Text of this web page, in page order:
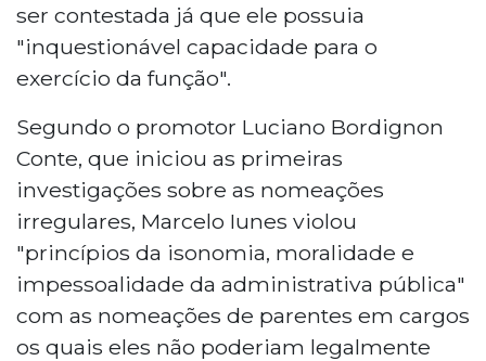
ser contestada já que ele possuia
"inquestionável capacidade para o
exercício da função".
Segundo o promotor Luciano Bordignon
Conte, que iniciou as primeiras
investigações sobre as nomeações
irregulares, Marcelo Iunes violou
"princípios da isonomia, moralidade e
impessoalidade da administrativa pública"
com as nomeações de parentes em cargos
os quais eles não poderiam legalmente